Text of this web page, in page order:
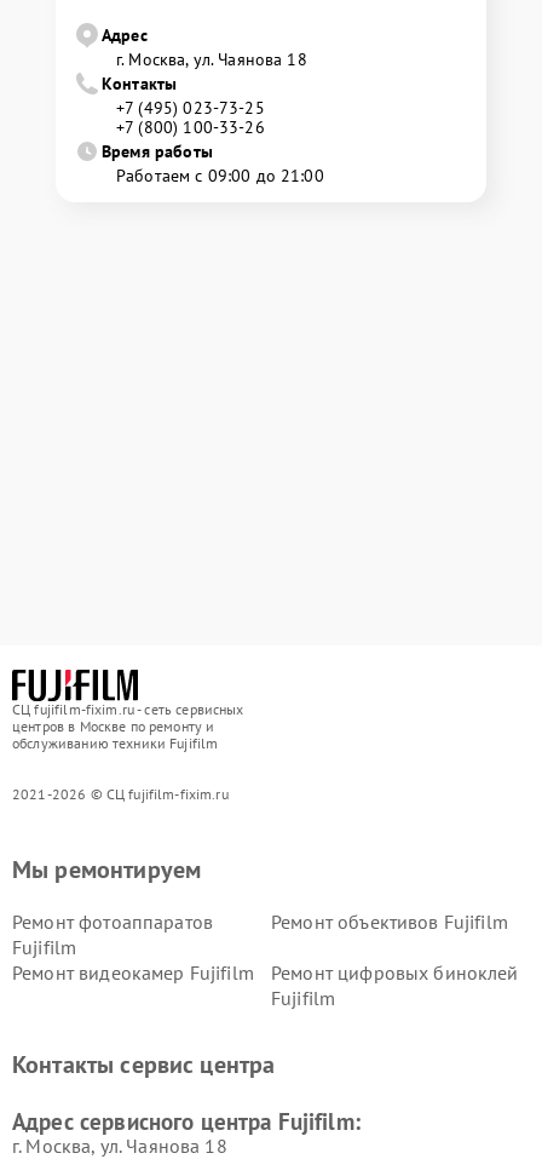
Адрес
г. Москва, ул. Чаянова 18
Контакты
+7 (495) 023-73-25
+7 (800) 100-33-26
Время работы
Работаем с 09:00 до 21:00
СЦ fujifilm-fixim.ru - сеть сервисных
центров в Москве по ремонту и
обслуживанию техники Fujifilm
2021-2026 © СЦ fujifilm-fixim.ru
Мы ремонтируем
Ремонт фотоаппаратов
Fujifilm
Ремонт объективов Fujifilm
Ремонт видеокамер Fujifilm
Ремонт цифровых биноклей
Fujifilm
Контакты сервис центра
Адрес сервисного центра Fujifilm:
г. Москва, ул. Чаянова 18